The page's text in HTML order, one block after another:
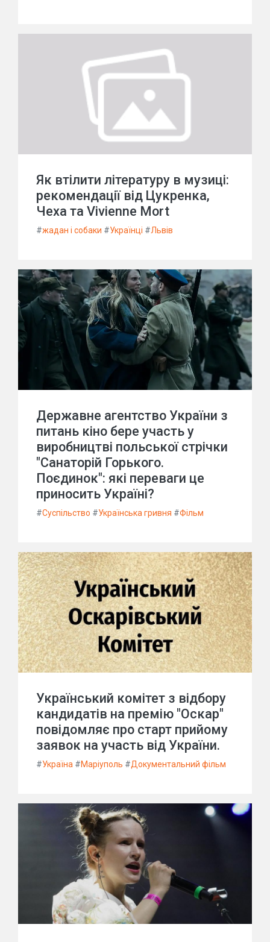
Як втілити літературу в музиці:
рекомендації від Цукренка,
Чеха та Vivienne Mort
#жадан і собаки #Українці #Львів
Державне агентство України з
питань кіно бере участь у
виробництві польської стрічки
"Санаторій Горького.
Поєдинок": які переваги це
приносить Україні?
#Суспільство #Українська гривня #Фільм
Український комітет з відбору
кандидатів на премію "Оскар"
повідомляє про старт прийому
заявок на участь від України.
#Україна #Маріуполь #Документальний фільм